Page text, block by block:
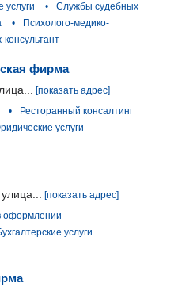
•
Службы судебных
•
Психолого-медико-
фирма
[показать адрес]
•
Ресторанный консалтинг
услуги
улица... [показать адрес]
оформлении
услуги